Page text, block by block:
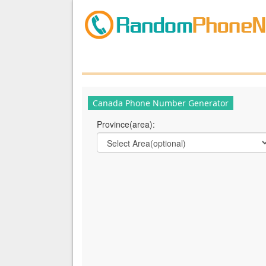
Canada Phone Number Generator
Province(area):